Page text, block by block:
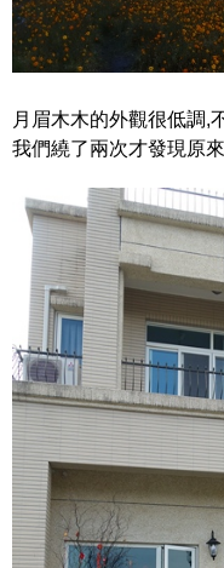
月眉木木的外觀很低調,
我們繞了兩次才發現原